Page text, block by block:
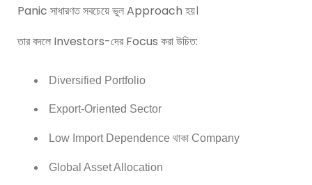
Panic সাধারণত সবচেয়ে ভুল Approach হয়।
তার বদলে Investors-দের Focus করা উচিত:
Diversified Portfolio
Export-Oriented Sector
Low Import Dependence থাকা Company
Global Asset Allocation